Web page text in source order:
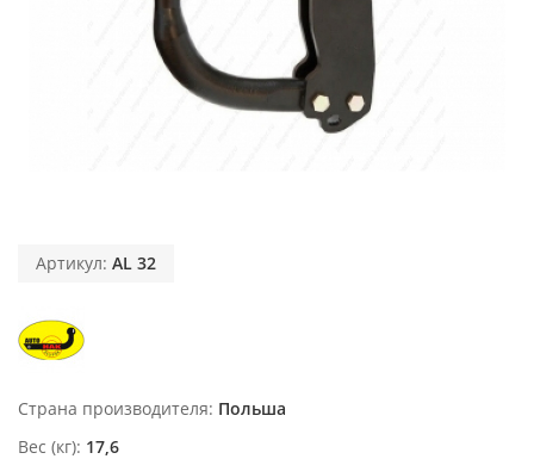
Артикул: AL 32
Страна производителя Польша
Вес (кг) 17,6